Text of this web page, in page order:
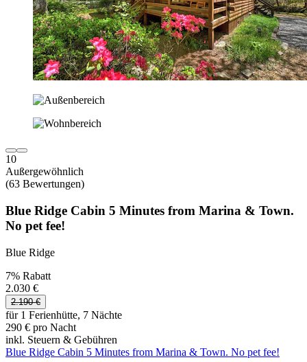
10
Außergewöhnlich
(63 Bewertungen)
Blue Ridge Cabin 5 Minutes from Marina & Town.
No pet fee!
Blue Ridge
7% Rabatt
2.030 €
2.190 €
für 1 Ferienhütte, 7 Nächte
290 € pro Nacht
inkl. Steuern & Gebühren
Blue Ridge Cabin 5 Minutes from Marina & Town. No pet fee!